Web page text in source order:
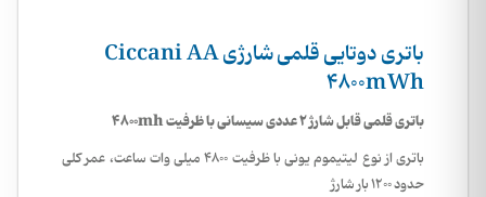
باتری دوتایی قلمی شارژی Ciccani AA
4800mWh
باتری قلمی قابل شارژ 2 عددی سیسانی با ظرفیت 4800mh
باتری از نوع لیتیموم یونی با ظرفیت 4800 میلی وات ساعت، عمر کلی
حدود 1200 بار شارژ